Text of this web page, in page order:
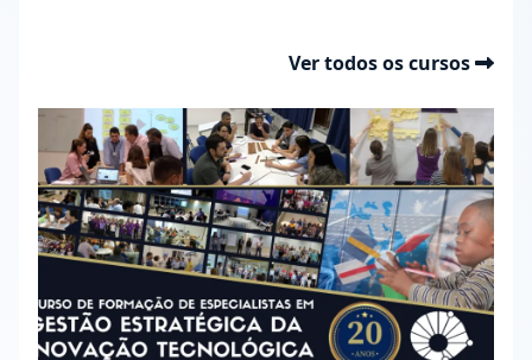
Ver todos os cursos